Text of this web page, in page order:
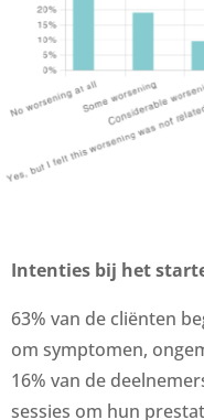
Intenties bij het
63% van de cliënten
om symptomen,
16% van de
sessies om hun